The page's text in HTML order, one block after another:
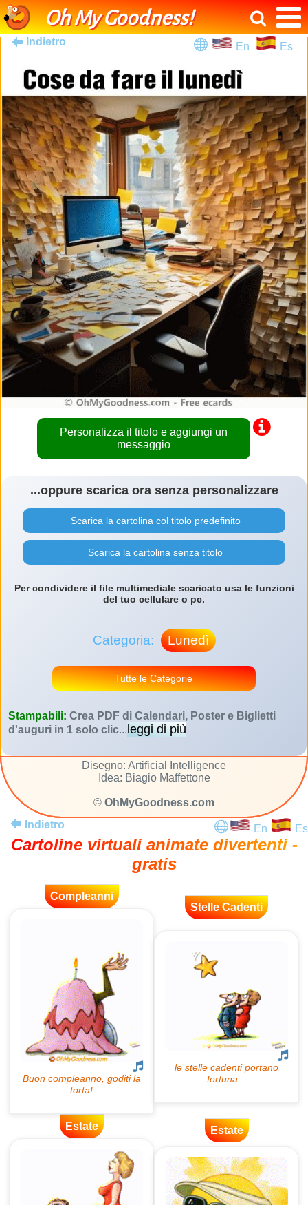
Oh My Goodness!
Indietro En Es
Personalizza il titolo e aggiungi un
messaggio
...oppure scarica ora senza personalizzare
Scarica la cartolina col titolo predefinito
Scarica la cartolina senza titolo
Per condividere il file multimediale scaricato usa le funzioni
del tuo cellulare o pc.
Categoria: Lunedì
Tutte le Categorie
Stampabili: Crea PDF di Calendari, Poster e Biglietti
d'auguri in 1 solo clic...leggi di più
Disegno: Artificial Intelligence
Idea: Biagio Maffettone
© OhMyGoodness.com
Indietro
En Es
Cartoline virtuali animate divertenti -
gratis
Compleanni
Stelle Cadenti
Estate Estate